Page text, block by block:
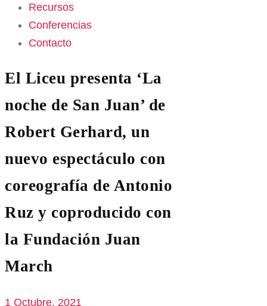
Recursos
Conferencias
Contacto
El Liceu presenta ‘La
noche de San Juan’ de
Robert Gerhard, un
nuevo espectáculo con
coreografía de Antonio
Ruz y coproducido con
la Fundación Juan
March
1 Octubre, 2021